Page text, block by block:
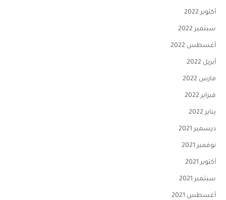
أكتوبر 2022
سبتمبر 2022
أغسطس 2022
أبريل 2022
مارس 2022
فبراير 2022
يناير 2022
ديسمبر 2021
نوفمبر 2021
أكتوبر 2021
سبتمبر 2021
أغسطس 2021